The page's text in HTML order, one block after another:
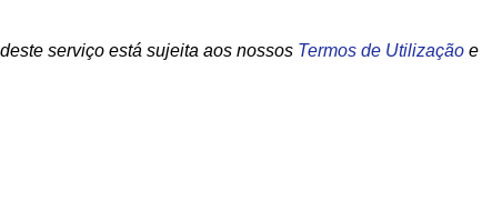
serviço está sujeita aos nossos Termos de Utilização e